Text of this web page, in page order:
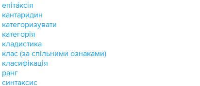
епіта́ксія
кантаридин
категоризувати
категорія
кладистика
клас (за спільними ознаками)
класифікація
ранг
синтаксис